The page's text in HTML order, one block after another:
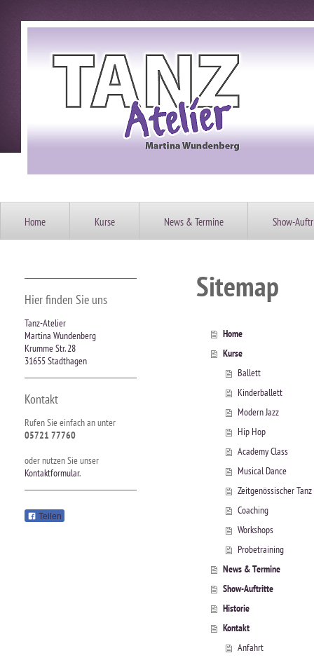
Home Kurse News & Termine Show-
Hier finden Sie uns
Tanz-Atelier
Martina Wundenberg
Krumme Str. 28
31655 Stadthagen
Kontakt
Rufen Sie einfach an unter
05721 77760
oder nutzen Sie unser
Kontaktformular.
Teilen
Sitemap
Home
Kurse
Ballett
Kinderballett
Modern Jazz
Hip Hop
Academy Class
Musical Dance
Zeitgenössischer Tanz
Coaching
Workshops
Probetraining
News & Termine
Show-Auftritte
Historie
Kontakt
Anfahrt